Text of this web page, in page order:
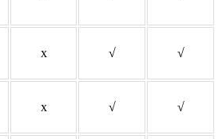
x √ √
x √ √